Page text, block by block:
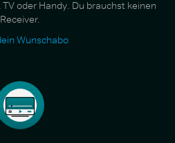
oder Handy. Du brauchst keinen
Receiver.
Wunschabo